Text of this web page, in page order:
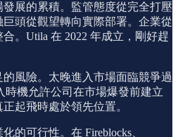
展的累積。監管態度從完全打壓
頭從觀望轉向實際部署。企業從
。Utila 在 2022 年成立，剛好趕
風險。太晚進入市場面臨競爭過
時機允許公司在市場爆發前建立
起飛時處於領先位置。
的可行性。在 Fireblocks、